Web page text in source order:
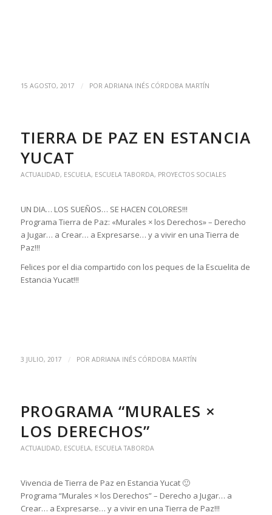
15 AGOSTO, 2017 / POR ADRIANA INÉS CÓRDOBA MARTÍN
TIERRA DE PAZ EN ESTANCIA
YUCAT
ACTUALIDAD, ESCUELA, ESCUELA TABORDA, PROYECTOS SOCIALES
UN DIA… LOS SUEÑOS… SE HACEN COLORES!!!
Programa Tierra de Paz: «Murales × los Derechos» – Derecho
a Jugar… a Crear… a Expresarse… y a vivir en una Tierra de
Paz!!!
Felices por el dia compartido con los peques de la Escuelita de
Estancia Yucat!!!
3 JULIO, 2017 / POR ADRIANA INÉS CÓRDOBA MARTÍN
PROGRAMA “MURALES ×
LOS DERECHOS”
ACTUALIDAD, ESCUELA, ESCUELA TABORDA
Vivencia de Tierra de Paz en Estancia Yucat 🙂
Programa “Murales × los Derechos” – Derecho a Jugar… a
Crear… a Expresarse… y a vivir en una Tierra de Paz!!!